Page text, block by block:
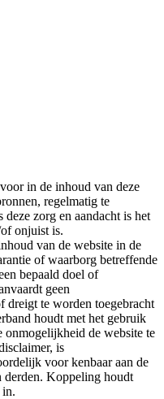
in de inhoud van deze
regelmatig te
zorg en aandacht is het
onjuist is.
van de website in de
of waarborg betreffende
bepaald doel of
geen
dreigt te worden toegebracht
houdt met het gebruik
onmogelijkheid de website te
is
voor kenbaar aan de
derden. Koppeling houdt
in.